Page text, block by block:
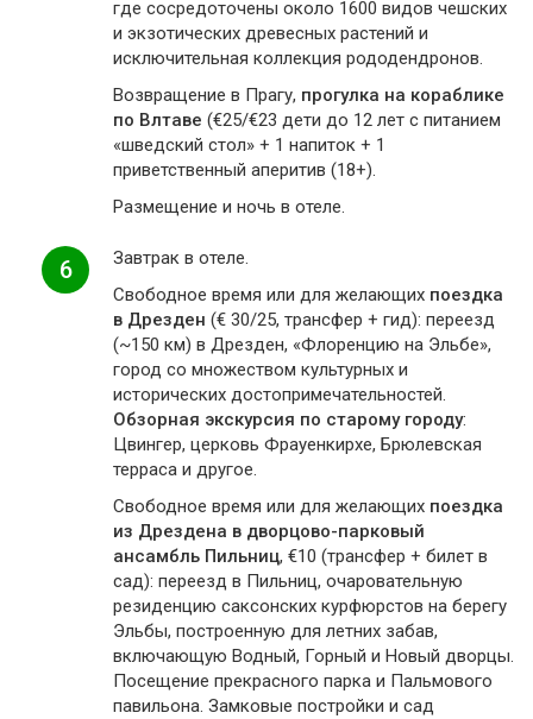
где сосредоточены около 1600 видов чешских
и экзотических древесных растений и
исключительная коллекция рододендронов.
Возвращение в Прагу, прогулка на кораблике
по Влтаве (€25/€23 дети до 12 лет с питанием
«шведский стол» + 1 напиток + 1
приветственный аперитив (18+).
Размещение и ночь в отеле.
6
Завтрак в отеле.
Свободное время или для желающих поездка
в Дрезден (€ 30/25, трансфер + гид): переезд
(~150 км) в Дрезден, «Флоренцию на Эльбе»,
город со множеством культурных и
исторических достопримечательностей.
Обзорная экскурсия по старому городу:
Цвингер, церковь Фрауенкирхе, Брюлевская
терраса и другое.
Свободное время или для желающих поездка
из Дрездена в дворцово-парковый
ансамбль Пильниц, €10 (трансфер + билет в
сад): переезд в Пильниц, очаровательную
резиденцию саксонских курфюрстов на берегу
Эльбы, построенную для летних забав,
включающую Водный, Горный и Новый дворцы.
Посещение прекрасного парка и Пальмового
павильона. Замковые постройки и сад